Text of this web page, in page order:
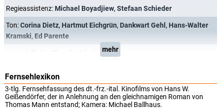
Regieassistenz: Michael Boyadjiew, Stefaan Schieder
Ton:Corina Dietz, Hartmut Eichgrün, Dankwart Gehl , Hans-Walter
Kramski, Ed Parente
Theodor Nischwitzmehr
Fernsehlexikon
3-tlg. Fernsehfassung des dt.-frz.-ital. Kinofilms von Hans W.
Geißendörfer, der in Anlehnung an den gleichnamigen Roman von
Thomas Mann entstand; Kamera: Michael Ballhaus.